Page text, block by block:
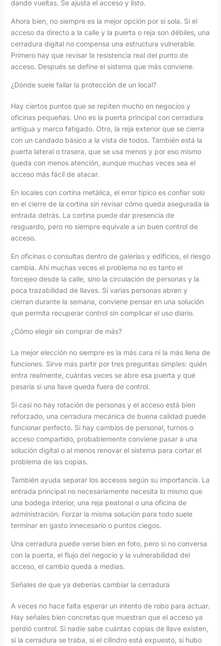
dando vueltas. Se ajusta el acceso y listo.
Ahora bien, no siempre es la mejor opción por sí sola. Si el
acceso da directo a la calle y la puerta o reja son débiles, una
cerradura digital no compensa una estructura vulnerable.
Primero hay que revisar la resistencia real del punto de
acceso. Después se define el sistema que más conviene.
¿Dónde suele fallar la protección de un local?
Hay ciertos puntos que se repiten mucho en negocios y
oficinas pequeñas. Uno es la puerta principal con cerradura
antigua y marco fatigado. Otro, la reja exterior que se cierra
con un candado básico a la vista de todos. También está la
puerta lateral o trasera, que se usa menos y por eso mismo
queda con menos atención, aunque muchas veces sea el
acceso más fácil de atacar.
En locales con cortina metálica, el error típico es confiar solo
en el cierre de la cortina sin revisar cómo queda asegurada la
entrada detrás. La cortina puede dar presencia de
resguardo, pero no siempre equivale a un buen control de
acceso.
En oficinas o consultas dentro de galerías y edificios, el riesgo
cambia. Ahí muchas veces el problema no es tanto el
forcejeo desde la calle, sino la circulación de personas y la
poca trazabilidad de llaves. Si varias personas abren y
cierran durante la semana, conviene pensar en una solución
que permita recuperar control sin complicar el uso diario.
¿Cómo elegir sin comprar de más?
La mejor elección no siempre es la más cara ni la más llena de
funciones. Sirve más partir por tres preguntas simples: quién
entra realmente, cuántas veces se abre esa puerta y qué
pasaría si una llave queda fuera de control.
Si casi no hay rotación de personas y el acceso está bien
reforzado, una cerradura mecánica de buena calidad puede
funcionar perfecto. Si hay cambios de personal, turnos o
acceso compartido, probablemente conviene pasar a una
solución digital o al menos renovar el sistema para cortar el
problema de las copias.
También ayuda separar los accesos según su importancia. La
entrada principal no necesariamente necesita lo mismo que
una bodega interior, una reja peatonal o una oficina de
administración. Forzar la misma solución para todo suele
terminar en gasto innecesario o puntos ciegos.
Una cerradura puede verse bien en foto, pero si no conversa
con la puerta, el flujo del negocio y la vulnerabilidad del
acceso, el cambio queda a medias.
Señales de que ya deberías cambiar la cerradura
A veces no hace falta esperar un intento de robo para actuar.
Hay señales bien concretas que muestran que el acceso ya
perdió control. Si nadie sabe cuántas copias de llave existen,
si la cerradura se traba, si el cilindro está expuesto, si hubo